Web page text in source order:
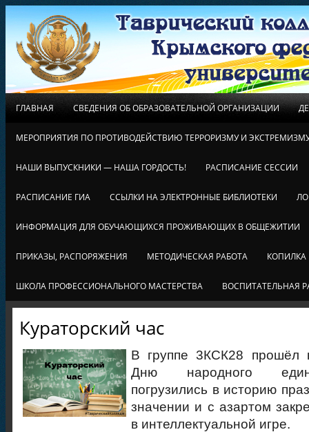
ГЛАВНАЯ СВЕДЕНИЯ ОБ ОБРАЗОВАТЕЛЬНОЙ ОРГАНИЗАЦИИ
МЕРОПРИЯТИЯ ПО ПРОТИВОДЕЙСТВИЮ ТЕРРОРИЗМУ И
НАШИ ВЫПУСКНИКИ — НАША ГОРДОСТЬ! РАСПИСАНИЕ СЕССИИ
РАСПИСАНИЕ ГИА ССЫЛКИ НА ЭЛЕКТРОННЫЕ БИБЛИОТЕКИ
ИНФОРМАЦИЯ ДЛЯ ОБУЧАЮЩИХСЯ ПРОЖИВАЮЩИХ В ОБЩЕЖИТИИ
ПРИКАЗЫ, РАСПОРЯЖЕНИЯ МЕТОДИЧЕСКАЯ РАБОТА КОПИЛКА
ШКОЛА ПРОФЕССИОНАЛЬНОГО МАСТЕРСТВА ВОСПИТАТЕЛЬНАЯ
Кураторский час
В группе 3КСК28 прошёл
Дню народного
погрузились в историю
значении и с азартом
в интеллектуальной игре.